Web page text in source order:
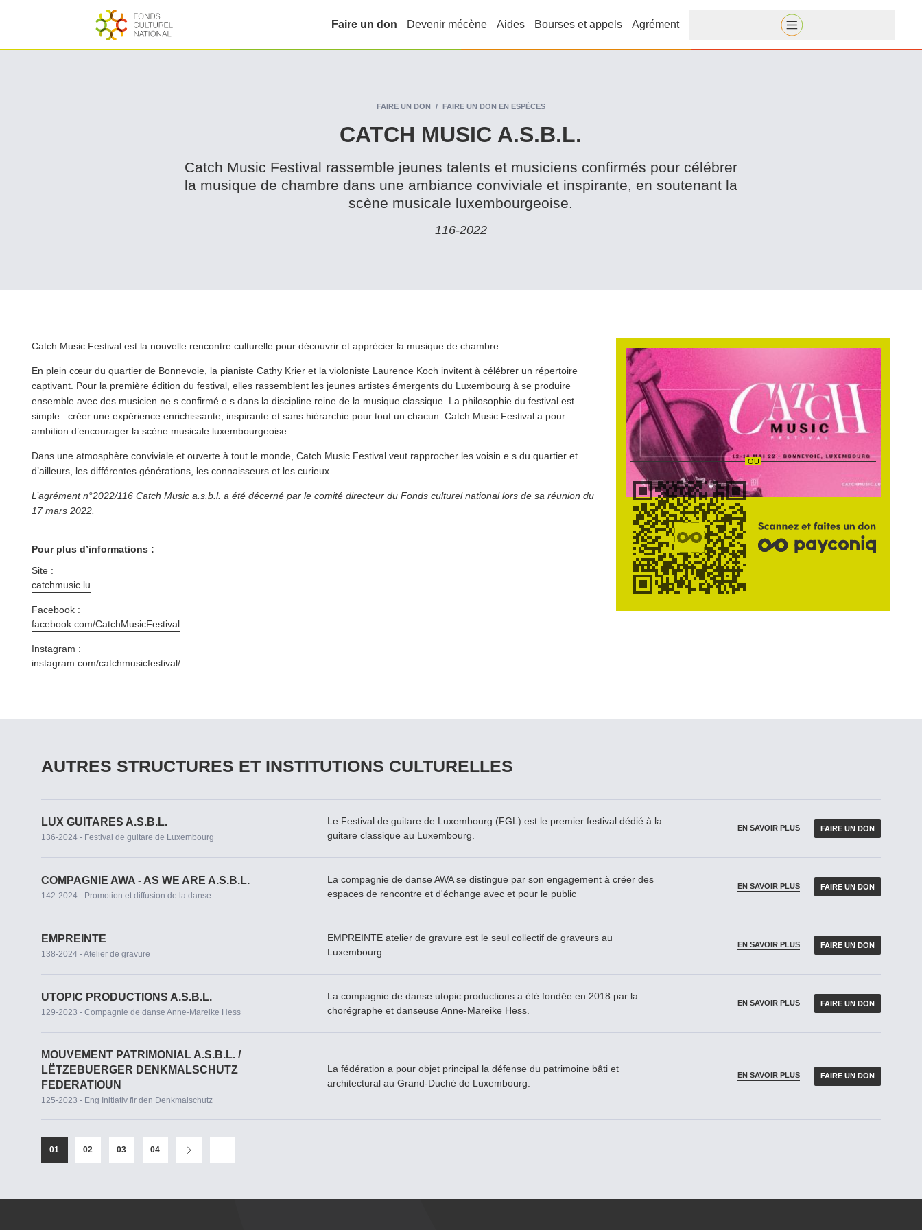
Faire un don Devenir mécène Aides Bourses et appels Agrément
FAIRE UN DON FAIRE UN DON EN ESPÈCES
CATCH MUSIC A.S.B.L.
Catch Music Festival rassemble jeunes talents et musiciens confirmés pour célébrer
la musique de chambre dans une ambiance conviviale et inspirante, en soutenant la
scène musicale luxembourgeoise.
116‑2022
Catch Music Festival est la nouvelle rencontre culturelle pour découvrir et apprécier la musique de chambre.
En plein cœur du quartier de Bonnevoie, la pianiste Cathy Krier et la violoniste Laurence Koch invitent à célébrer un répertoire
captivant. Pour la première édition du festival, elles rassemblent les jeunes artistes émergents du Luxembourg à se produire
ensemble avec des musicien.ne.s confirmé.e.s dans la discipline reine de la musique classique. La philosophie du festival est
simple : créer une expérience enrichissante, inspirante et sans hiérarchie pour tout un chacun. Catch Music Festival a pour
ambition d’en­cour­ager la scène musicale luxembourgeoise.
Dans une atmosphère conviviale et ouverte à tout le monde, Catch Music Festival veut rapprocher les voisin.e.s du quartier et
d’ailleurs, les différentes générations, les con­nais­seurs et les curieux.
L’agrément n°2022/116 Catch Music a.s.b.l. a été décerné par le comité directeur du Fonds culturel national lors de sa réunion du
17 mars 2022.
Pour plus d’informations :
Site :
catchmusic​.lu
Facebook :
facebook​.com/​C​a​t​c​h​M​u​s​i​c​F​e​s​tival
Instagram :
instagram​.com/​c​a​t​c​h​m​u​s​i​c​f​e​s​t​ival/
AIDEZ CETTE INSTITUTION
Faites un don pour l’institutionCatch Music a.s.b.l.et
soutenez le projet
116‑2022 — Catch Music Festival .
FAIRE UN DON
OU
AUTRES STRUCTURES ET INSTITUTIONS CULTURELLES
LUX GUITARES A.S.B.L.
136-2024 - Festival de guitare de Luxembourg
Le Festival de guitare de Luxembourg (FGL) est le premier festival dédié à la
guitare classique au Luxembourg.
EN SAVOIR PLUS FAIRE UN DON
COMPAGNIE AWA - AS WE ARE A.S.B.L.
142-2024 - Promotion et diffusion de la danse
La compagnie de danse AWA se distingue par son engagement à créer des
espaces de rencontre et d'échange avec et pour le public
EN SAVOIR PLUS FAIRE UN DON
EMPREINTE
138-2024 - Atelier de gravure
EMPREINTE atelier de gravure est le seul collectif de graveurs au
Luxembourg.
EN SAVOIR PLUS FAIRE UN DON
UTOPIC PRODUCTIONS A.S.B.L.
129-2023 - Compagnie de danse Anne-Mareike Hess
La compagnie de danse utopic productions a été fondée en 2018 par la
chorégraphe et danseuse Anne-Mareike Hess.
EN SAVOIR PLUS FAIRE UN DON
MOUVEMENT PATRIMONIAL A.S.B.L. /
LËTZEBUERGER DENKMALSCHUTZ
FEDERATIOUN
125-2023 - Eng Initiativ fir den Denkmalschutz
La fédération a pour objet principal la défense du patrimoine bâti et
architectural au Grand-­Duché de Luxembourg.
EN SAVOIR PLUS FAIRE UN DON
01 02 03 04